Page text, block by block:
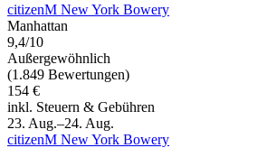
citizenM New York Bowery
Manhattan
9,4/10
Außergewöhnlich
(1.849 Bewertungen)
154 €
inkl. Steuern & Gebühren
23. Aug.–24. Aug.
citizenM New York Bowery